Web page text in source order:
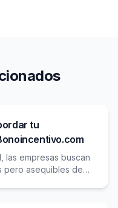
tu
las empresas buscan
pero asequibles de